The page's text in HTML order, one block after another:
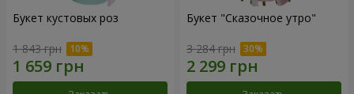
Букет кустовых роз
1 843 грн
Букет "Сказочное утро"
3 284 грн